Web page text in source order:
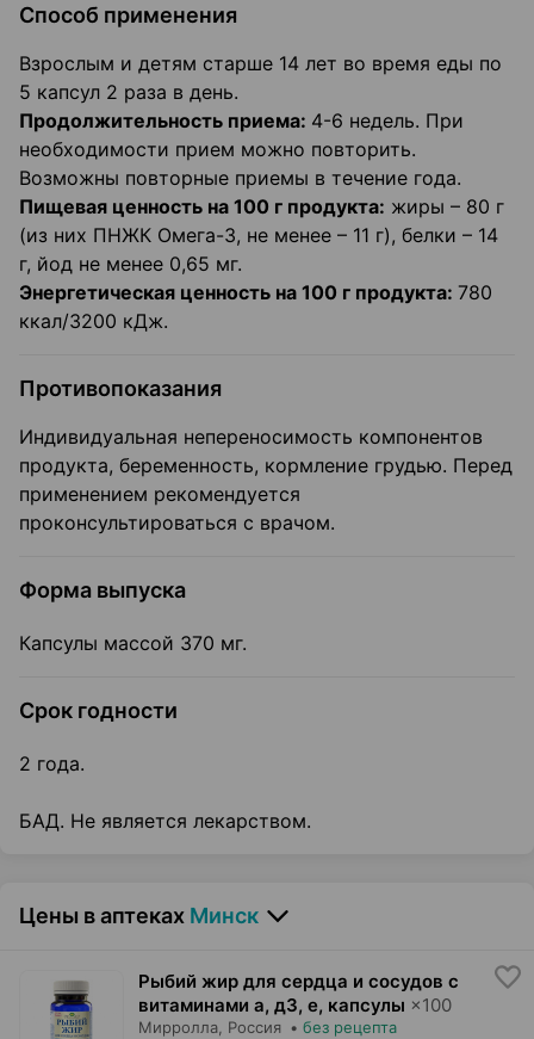
Способ применения
Взрослым и детям старше 14 лет во время еды по
5 капсул 2 раза в день.
Продолжительность приема: 4-6 недель. При
необходимости прием можно повторить.
Возможны повторные приемы в течение года.
Пищевая ценность на 100 г продукта: жиры – 80 г
(из них ПНЖК Омега-3, не менее – 11 г), белки – 14
г, йод не менее 0,65 мг.
Энергетическая ценность на 100 г продукта: 780
ккал/3200 кДж.
Противопоказания
Индивидуальная непереносимость компонентов
продукта, беременность, кормление грудью. Перед
применением рекомендуется
проконсультироваться с врачом.
Форма выпуска
Капсулы массой 370 мг.
Срок годности
2 года.
БАД. Не является лекарством.
Цены в аптеках Минск
Рыбий жир для сердца и сосудов с
витаминами а, д3, е, капсулы ×100
Мирролла, Россия • без рецепта